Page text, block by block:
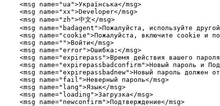
    <msg name="ua">Українська</msg>
    <msg name="xx">Developer</msg>
    <msg name="zh">中文</msg>
<msg name="badagent">Пожалуйста, используйте
<msg name="cookie">Пожалуйста, включите cookie и
    <msg name="">Войти</msg>
    <msg name="error">Ошибка:</msg>
<msg name="expirepass">Время действия вашего
<msg name="expirepassbadconfirm">Новый пароль и
<msg name="expirepassbadnew">Новый пароль должен
    <msg name="fail">Неверный пароль</msg>
    <msg name="lang">Язык</msg>
    <msg name="loading">Загрузка</msg>
    <msg name="newconfirm">Подтверждение</msg>